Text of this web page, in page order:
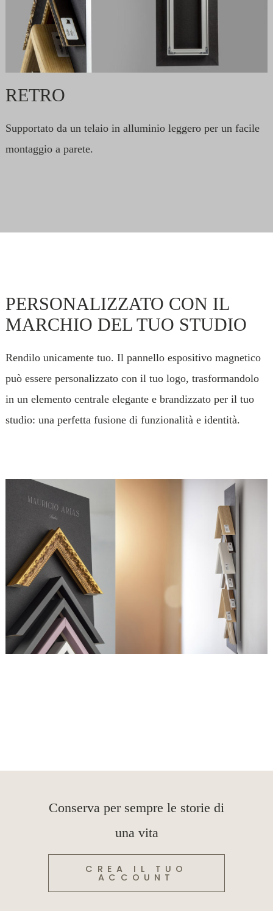
RETRO
Supportato da un telaio in alluminio leggero per un facile
montaggio a parete.
PERSONALIZZATO CON IL
MARCHIO DEL TUO STUDIO
Rendilo unicamente tuo. Il pannello espositivo magnetico
può essere personalizzato con il tuo logo, trasformandolo
in un elemento centrale elegante e brandizzato per il tuo
studio: una perfetta fusione di funzionalità e identità.
Conserva per sempre le storie di
una vita
CREA IL TUO
ACCOUNT